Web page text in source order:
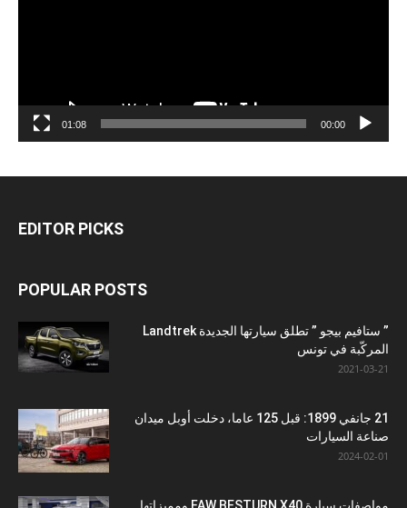
00:00
01:08
EDITOR PICKS
POPULAR POSTS
” ستافيم بيجو ” تطلق سيارتها الجديدة Landtrek
المركّبة في تونس
2021-03-21
21 جانفي 1899: قبل 125 عاما، دخلت أوبل ميدان
صناعة السيارات
2024-02-01